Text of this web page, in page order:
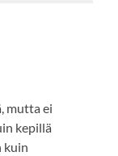
mutta ei
kepillä
kuin